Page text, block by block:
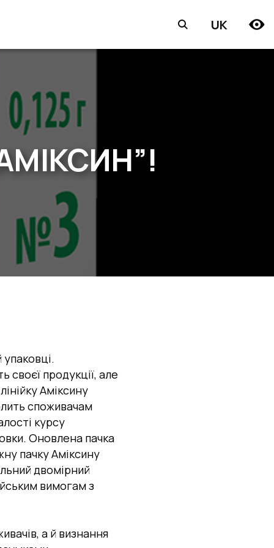
UK
своєї продукції, але
Аміксину
споживачам
курсу
Оновлена пачка
пачку Аміксину
двомірний
вимогам з
а й визнання